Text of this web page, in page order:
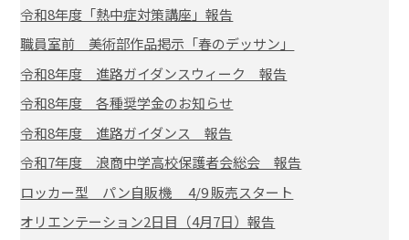
令和8年度「熱中症対策講座」報告
職員室前 美術部作品掲示「春のデッサン」
令和8年度 進路ガイダンスウィーク 報告
令和8年度 各種奨学金のお知らせ
令和8年度 進路ガイダンス 報告
令和7年度 浪商中学高校保護者会総会 報告
ロッカー型 パン自販機 4/9 販売スタート
オリエンテーション2日目（4月7日）報告